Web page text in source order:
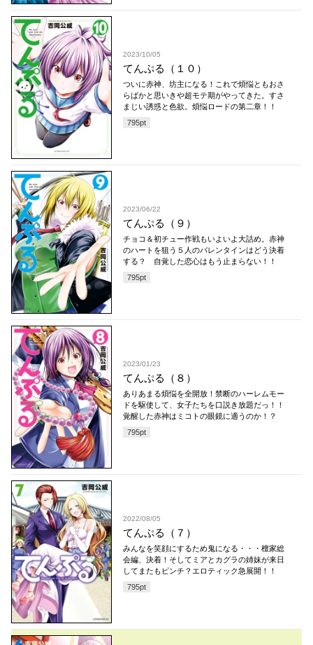
2023/10/05
てんぷる（１０）
ついに赤神、坊主になる！これで煩悩ともおさ
らばかと思いきや超モテ期がやってきた。すさ
まじい誘惑と色欲。煩悩ロードの第二章！！
795pt
2023/06/22
てんぷる（９）
チョコ＆初チュー作戦もいよいよ大詰め。赤神
のハートを狙う５人のバレンタインはどう決着
する？ 自覚した恋心はもう止まらない！！
795pt
2023/01/23
てんぷる（８）
ありあまる煩悩を全開放！禁断のハーレムモー
ドを駆使して、女子たちを口説き放題だっ！！
覚醒した赤神はミコトの眼鏡に適うのか！？
795pt
2022/08/05
てんぷる（７）
みんなを笑顔にするため鬼になる・・・檀家総
会編、決着！そしてミアとカグラの姉妹が来日
してまたもピンチ？エロティック急展開！！
795pt